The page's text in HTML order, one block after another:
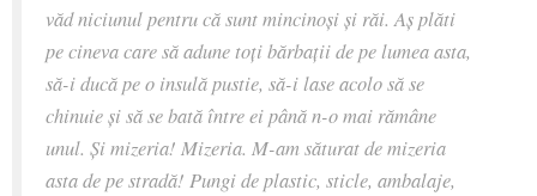
văd niciunul pentru că sunt mincinoși și răi. Aș plăti
pe cineva care să adune toți bărbații de pe lumea asta,
să-i ducă pe o insulă pustie, să-i lase acolo să se
chinuie și să se bată între ei până n-o mai rămâne
unul. Și mizeria! Mizeria. M-am săturat de mizeria
asta de pe stradă! Pungi de plastic, sticle, ambalaje,